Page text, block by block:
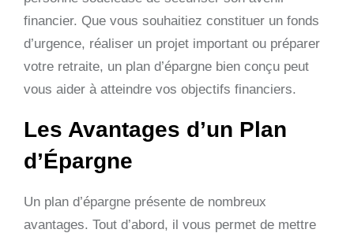
financier. Que vous souhaitiez constituer un fonds
d’urgence, réaliser un projet important ou préparer
votre retraite, un plan d’épargne bien conçu peut
vous aider à atteindre vos objectifs financiers.
Les Avantages d’un Plan
d’Épargne
Un plan d’épargne présente de nombreux
avantages. Tout d’abord, il vous permet de mettre